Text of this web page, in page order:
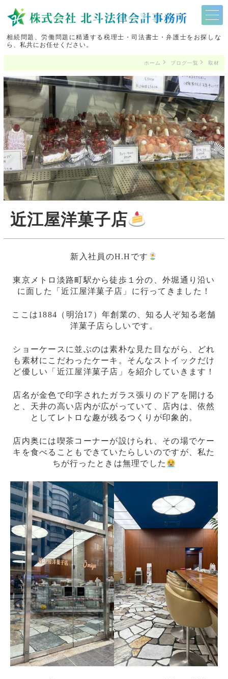
相続問題、労働問題に精通する税理士・司法書士・弁護士をお探しな
ら、私共にお任せください。
ホーム ブログ一覧 取材
近江屋洋菓子店
新入社員のH.Hです
東京メトロ淡路町駅から徒歩１分の、外堀通り沿い
に面した「近江屋洋菓子店」に行ってきました！
ここは1884（明治17）年創業の、知る人ぞ知る老舗
洋菓子店らしいです。
ショーケースに並ぶのは素朴な見た目ながら、どれ
も素材にこだわったケーキ。そんなストイックだけ
ど優しい「近江屋洋菓子店」を紹介していきます！
店名が金色で印字されたガラス張りのドアを開ける
と、天井の高い店内が広がっていて、店内は、依然
としてレトロな趣が残るつくりが印象的。
店内奥には喫茶コーナーが設けられ、その場でケー
キを食べることもできていたらしいのですが、私た
ちが行ったときは無理でした